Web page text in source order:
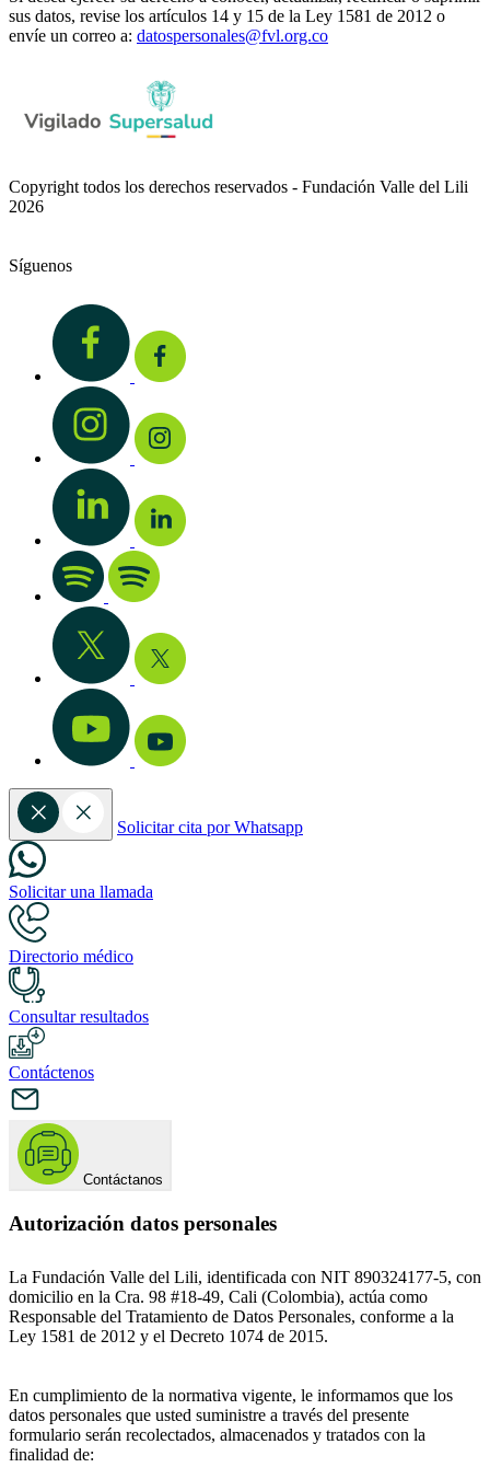
sus datos, revise los artículos 14 y 15 de la Ley 1581 de 2012 o
envíe un correo a: datospersonales@fvl.org.co
Copyright todos los derechos reservados - Fundación Valle del Lili
2026
Síguenos
Solicitar cita por Whatsapp
Solicitar una llamada
Directorio médico
Consultar resultados
Contáctenos
Contáctanos
Autorización datos personales
La Fundación Valle del Lili, identificada con NIT 890324177-5, con
domicilio en la Cra. 98 #18-49, Cali (Colombia), actúa como
Responsable del Tratamiento de Datos Personales, conforme a la
Ley 1581 de 2012 y el Decreto 1074 de 2015.
En cumplimiento de la normativa vigente, le informamos que los
datos personales que usted suministre a través del presente
formulario serán recolectados, almacenados y tratados con la
finalidad de: